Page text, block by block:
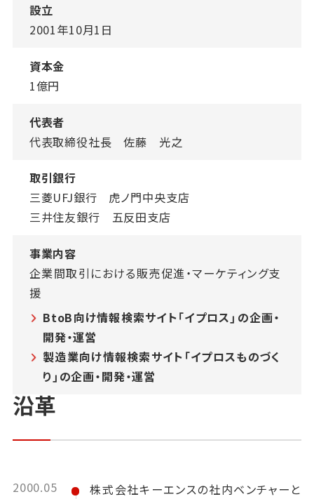
設立
2001年10月1日
資本金
1億円
代表者
代表取締役社長 佐藤 光之
取引銀行
三菱UFJ銀行 虎ノ門中央支店
三井住友銀行 五反田支店
事業内容
企業間取引における販売促進・マーケティング支
援
BtoB向け情報検索サイト「イプロス」の企画・
開発・運営
製造業向け情報検索サイト「イプロスものづく
り」の企画・開発・運営
沿革
2000.05
株式会社キーエンスの社内ベンチャーと